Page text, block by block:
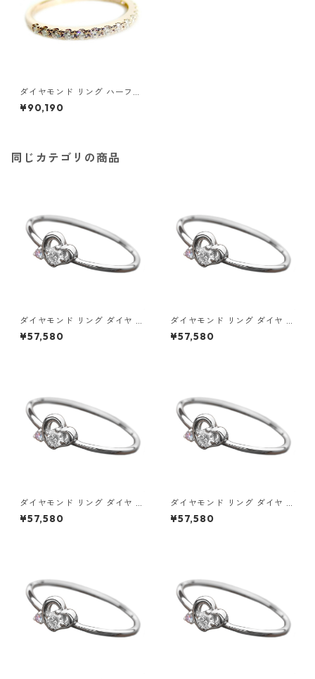
ダイヤモンド リング ハーフエ
タニティ 0.2ct 10号 K18 ピン
クゴールド 0.2カラット エタ
¥90,190
同じカテゴリの商品
ダイヤモンド リング ダイヤ ア
イスブルーダイヤ 合計0.06ct
8.5号 プラチナ Pt950 ハート
¥57,580
ダイヤモンド リング ダイヤ ア
イスブルーダイヤ 合計0.06ct
9号 プラチナ Pt950 ハートモ
¥57,580
ダイヤモンド リング ダイヤ ア
イスブルーダイヤ 合計0.06ct
9.5号 プラチナ Pt950 ハート
¥57,580
ダイヤモンド リング ダイヤ ア
イスブルーダイヤ 合計0.06ct
10号 プラチナ Pt950 ハート
¥57,580